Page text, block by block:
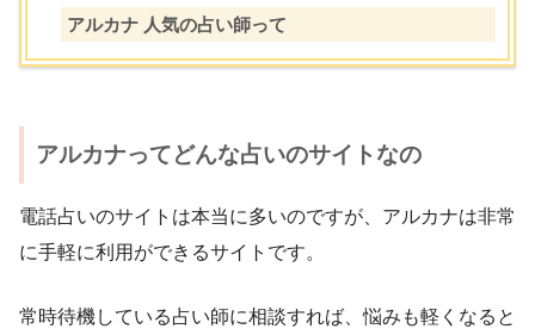
アルカナ 人気の占い師って
アルカナってどんな占いのサイトなの
電話占いのサイトは本当に多いのですが、アルカナは非常
に手軽に利用ができるサイトです。
常時待機している占い師に相談すれば、悩みも軽くなると